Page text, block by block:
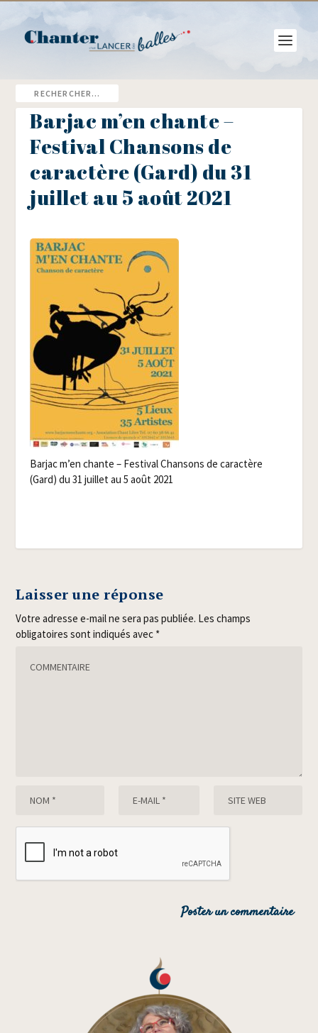
Barjac m’en chante –
Festival Chansons de
caractère (Gard) du 31
juillet au 5 août 2021
Bar­jac m’en chante – Fes­ti­val Chan­sons de carac­tère
(Gard) du 31 juillet au 5 août 2021
Laisser une réponse
Votre adresse e-mail ne sera pas publiée. Les champs
obligatoires sont indiqués avec *